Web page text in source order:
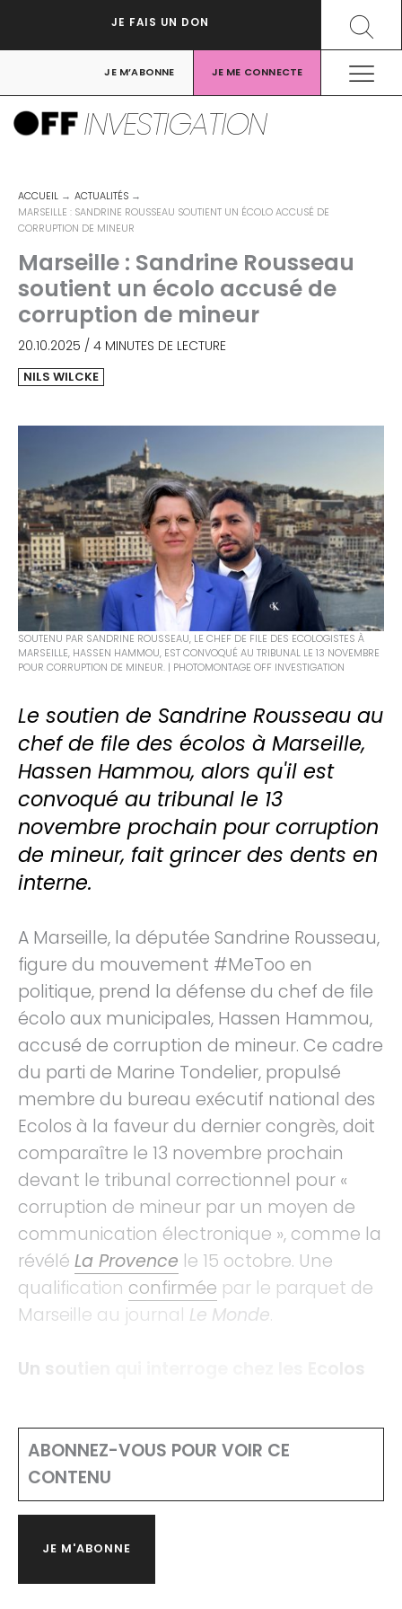
JE FAIS UN DON
JE M’ABONNE JE ME CONNECTE
INVESTIGATION
ACCUEIL
ACTUALITÉS
MARSEILLE : SANDRINE ROUSSEAU SOUTIENT UN ÉCOLO ACCUSÉ DE
CORRUPTION DE MINEUR
Marseille : Sandrine Rousseau
soutient un écolo accusé de
corruption de mineur
20.10.2025 / 4 MINUTES DE LECTURE
NILS WILCKE
SOUTENU PAR SANDRINE ROUSSEAU, LE CHEF DE FILE DES ECOLOGISTES À
MARSEILLE, HASSEN HAMMOU, EST CONVOQUÉ AU TRIBUNAL LE 13 NOVEMBRE
POUR CORRUPTION DE MINEUR. | PHOTOMONTAGE OFF INVESTIGATION
Le soutien de Sandrine Rousseau au
chef de file des écolos à Marseille,
Hassen Hammou, alors qu'il est
convoqué au tribunal le 13
novembre prochain pour corruption
de mineur, fait grincer des dents en
interne.
A Marseille, la députée Sandrine Rousseau,
figure du mouvement #MeToo en
politique, prend la défense du chef de file
écolo aux municipales, Hassen Hammou,
accusé de corruption de mineur. Ce cadre
du parti de Marine Tondelier, propulsé
membre du bureau exécutif national des
Ecolos à la faveur du dernier congrès, doit
comparaître le 13 novembre prochain
devant le tribunal correctionnel pour «
corruption de mineur par un moyen de
communication électronique », comme la
révélé La Provence le 15 octobre. Une
qualification confirmée par le parquet de
Marseille au journal Le Monde.
Un soutien qui interroge chez les Ecolos
ABONNEZ-VOUS POUR VOIR CE
CONTENU
JE M'ABONNE